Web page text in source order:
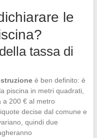
le
tassa di
è ben definito: è
piscina in metri quadrati,
a 200 € al metro
decise dal comune e
quindi due